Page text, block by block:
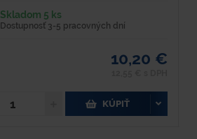
Skladom 5 ks
Dostupnosť 3-5 pracovných dní
10,20 €
KÚPIŤ